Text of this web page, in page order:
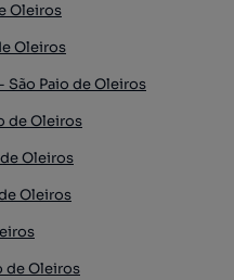
Oleiros
Oleiros
São Paio de Oleiros
de Oleiros
Oleiros
Oleiros
de Oleiros